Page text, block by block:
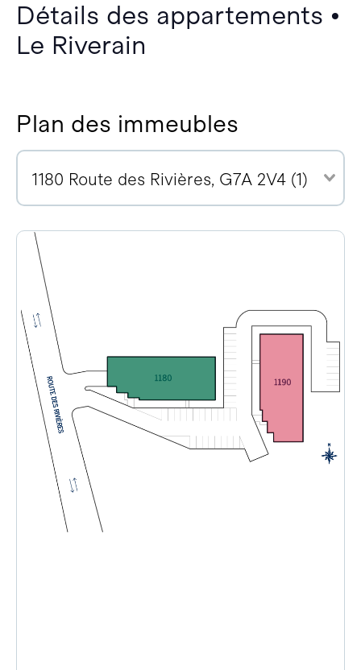
Détails des appartements •
Le Riverain
Plan des immeubles
1180 Route des Rivières, G7A 2V4 (1)